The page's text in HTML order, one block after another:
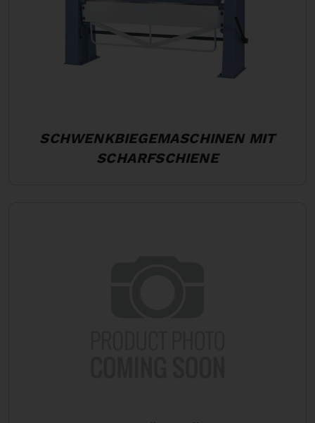
SCHWENKBIEGEMASCHINEN MIT
SCHARFSCHIENE